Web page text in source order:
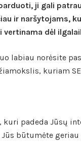
ji gali
ir naršytojams,
vertinama dėl
labiau norėsite
kuriam
kuri padeda Jūsų
būtumėte